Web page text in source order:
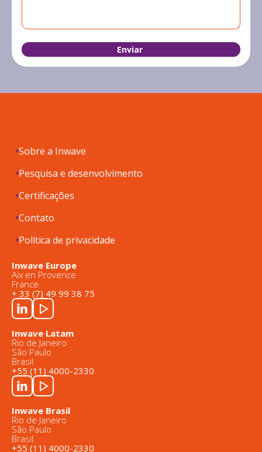
Sobre a Inwave
Pesquisa e desenvolvimento
Certificações
Contato
Política de privacidade
Inwave Europe
Aix en Provence
France
+ 33 (7) 49 99 38 75
Inwave Latam
Rio de Janeiro
São Paulo
Brasil
+55 (11) 4000-2330
Inwave Brasil
Rio de Janeiro
São Paulo
Brasil
+55 (11) 4000-2330